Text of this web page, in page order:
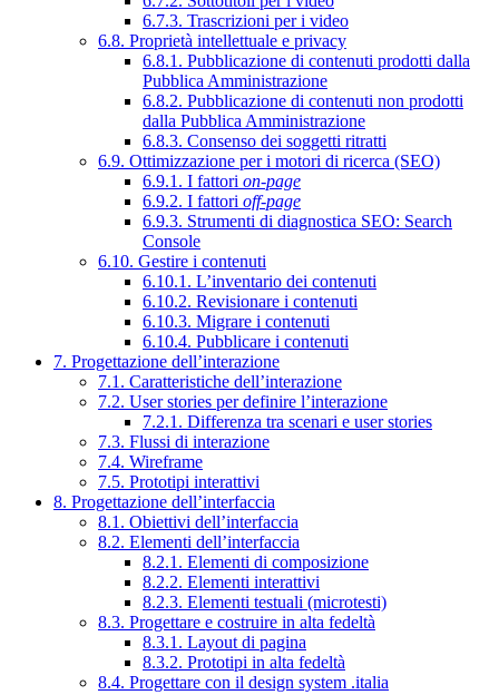
6.7.3. Trascrizioni per i video
6.8. Proprietà intellettuale e privacy
6.8.1. Pubblicazione di contenuti prodotti dalla
Pubblica Amministrazione
6.8.2. Pubblicazione di contenuti non prodotti
dalla Pubblica Amministrazione
6.8.3. Consenso dei soggetti ritratti
6.9. Ottimizzazione per i motori di ricerca (SEO)
6.9.1. I fattori on-page
6.9.2. I fattori off-page
6.9.3. Strumenti di diagnostica SEO: Search
Console
6.10. Gestire i contenuti
6.10.1. L’inventario dei contenuti
6.10.2. Revisionare i contenuti
6.10.3. Migrare i contenuti
6.10.4. Pubblicare i contenuti
7. Progettazione dell’interazione
7.1. Caratteristiche dell’interazione
7.2. User stories per definire l’interazione
7.2.1. Differenza tra scenari e user stories
7.3. Flussi di interazione
7.4. Wireframe
7.5. Prototipi interattivi
8. Progettazione dell’interfaccia
8.1. Obiettivi dell’interfaccia
8.2. Elementi dell’interfaccia
8.2.1. Elementi di composizione
8.2.2. Elementi interattivi
8.2.3. Elementi testuali (microtesti)
8.3. Progettare e costruire in alta fedeltà
8.3.1. Layout di pagina
8.3.2. Prototipi in alta fedeltà
8.4. Progettare con il design system .italia